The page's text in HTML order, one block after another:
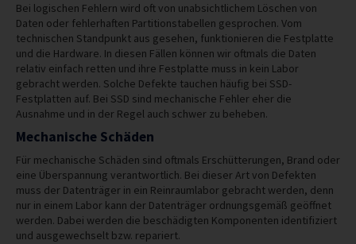
Bei logischen Fehlern wird oft von unabsichtlichem Löschen von
Daten oder fehlerhaften Partitionstabellen gesprochen. Vom
technischen Standpunkt aus gesehen, funktionieren die Festplatte
und die Hardware. In diesen Fällen können wir oftmals die Daten
relativ einfach retten und ihre Festplatte muss in kein Labor
gebracht werden. Solche Defekte tauchen häufig bei SSD-
Festplatten auf. Bei SSD sind mechanische Fehler eher die
Ausnahme und in der Regel auch schwer zu beheben.
Mechanische Schäden
Für mechanische Schäden sind oftmals Erschütterungen, Brand oder
eine Überspannung verantwortlich. Bei dieser Art von Defekten
muss der Datenträger in ein Reinraumlabor gebracht werden, denn
nur in einem Labor kann der Datenträger ordnungsgemäß geöffnet
werden. Dabei werden die beschädigten Komponenten identifiziert
und ausgewechselt bzw. repariert.